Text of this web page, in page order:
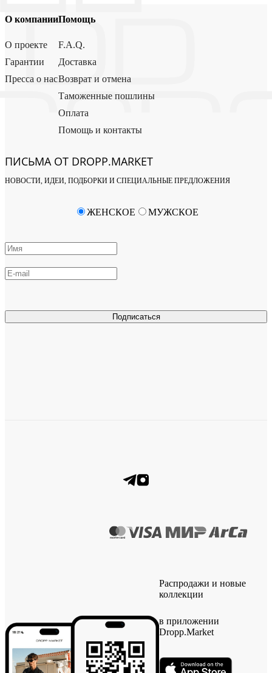
О компании
О проекте
Гарантии
Пресса о нас
Помощь
F.A.Q.
Доставка
Возврат и отмена
Таможенные пошлины
Оплата
Помощь и контакты
ПИСЬМА ОТ DROPP.MARKET
НОВОСТИ, ИДЕИ, ПОДБОРКИ И СПЕЦИАЛЬНЫЕ ПРЕДЛОЖЕНИЯ
Подписаться
ЖЕНСКОЕ МУЖСКОЕ
Распродажи и новые
коллекции
в приложении
Dropp.Market